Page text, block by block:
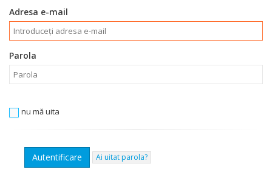
Adresa e-mail
Parola
nu mă uita
Ai uitat parola?